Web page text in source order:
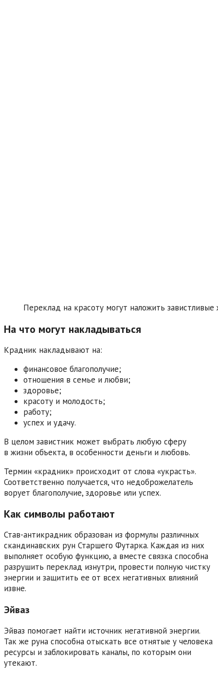
Переклад на красоту могут наложить
На что могут накладываться
Крадник накладывают на:
финансовое благополучие;
отношения в семье и любви;
здоровье;
красоту и молодость;
работу;
успех и удачу.
В целом завистник может выбрать любую сферу
в жизни объекта, в особенности деньги и любовь.
Термин «крадник» происходит от слова «украсть».
Соответственно получается, что недоброжелатель
ворует благополучие, здоровье или успех.
Как символы работают
Став-антикрадник образован из формулы различных
скандинавских рун Старшего Футарка. Каждая из них
выполняет особую функцию, а вместе связка способна
разрушить переклад изнутри, провести полную чистку
энергии и защитить ее от всех негативных влияний
извне.
Эйваз
Эйваз помогает найти источник негативной энергии.
Так же руна способна отыскать все отнятые у человека
ресурсы и заблокировать каналы, по которым они
утекают.